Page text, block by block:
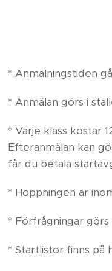
* Anmälningstiden
* Anmälan görs i
* Varje klass kostar
Efteranmälan kan
får du betala
* Hoppningen är
* Förfrågningar
* Startlistor finns på